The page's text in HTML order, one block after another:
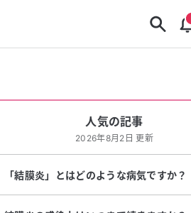
人気の記事
2026年8月2日 更新
「結膜炎」とはどのような病気ですか？